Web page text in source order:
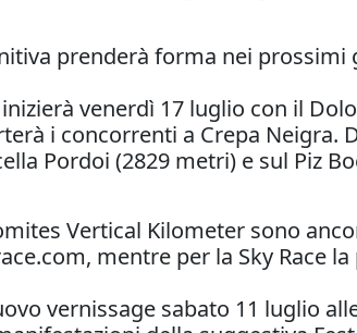
prenderà forma nei
venerdì 17 luglio con il
i concorrenti a Crepa
Pordoi (2829 metri) e sul Piz
Vertical Kilometer sono
mentre per la Sky Race
vernissage sabato 11 luglio